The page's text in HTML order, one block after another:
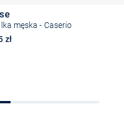
męska - Caserio
zł